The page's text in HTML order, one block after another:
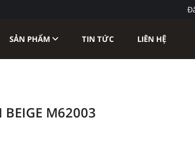
SẢN PHẨM TIN TỨC LIÊN HỆ
BEIGE M62003